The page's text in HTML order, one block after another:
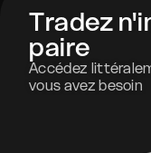
Tradez
paire
Accédez
vous avez besoin